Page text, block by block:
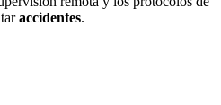
accidentes.